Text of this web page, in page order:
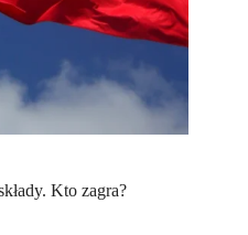
Kto zagra?